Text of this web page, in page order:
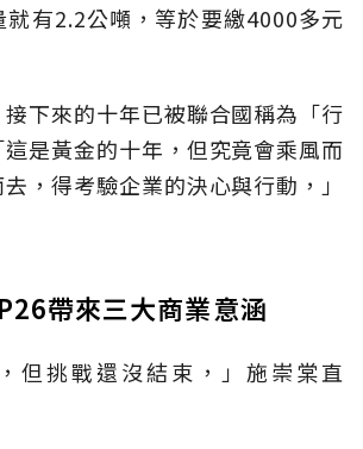
就有2.2公噸，等於要繳4000多元
下來的十年已被聯合國稱為「行
是黃金的十年，但究竟會乘風而
，得考驗企業的決心與行動，」
帶來三大商業意涵
，但挑戰還沒結束，」施崇棠直